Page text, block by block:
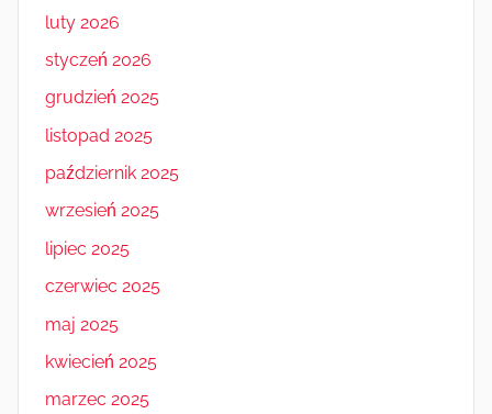
luty 2026
styczeń 2026
grudzień 2025
listopad 2025
październik 2025
wrzesień 2025
lipiec 2025
czerwiec 2025
maj 2025
kwiecień 2025
marzec 2025